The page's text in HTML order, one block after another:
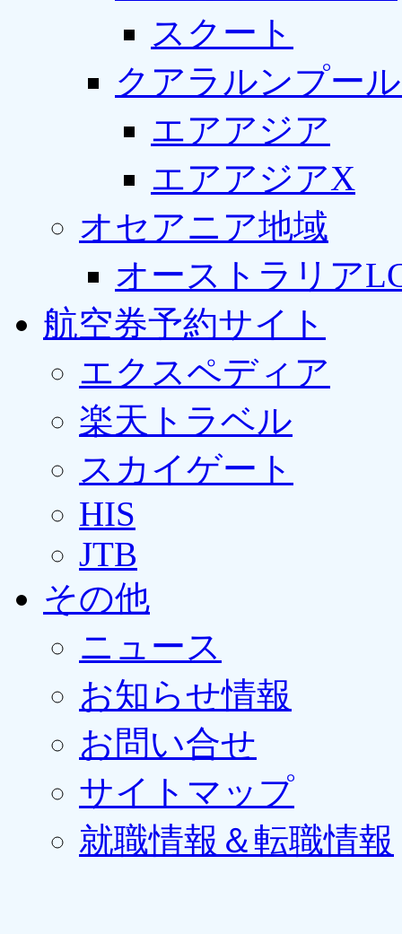
スクート
クアラルンプー
エアアジア
エアアジアX
オセアニア地域
オーストラリア
航空券予約サイト
エクスペディア
楽天トラベル
スカイゲート
HIS
JTB
その他
ニュース
お知らせ情報
お問い合せ
サイトマップ
就職情報＆転職情報